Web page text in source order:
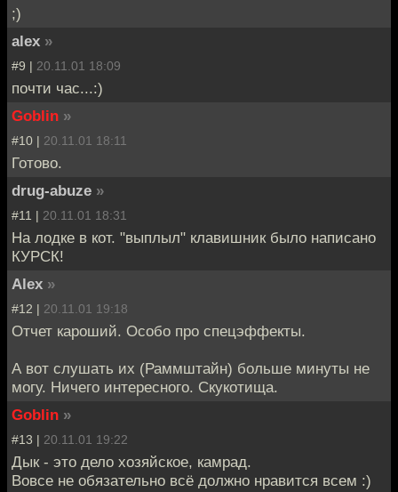
;)
alex »
#9 | 20.11.01 18:09
почти час...:)
Goblin »
#10 | 20.11.01 18:11
Готово.
drug-abuze »
#11 | 20.11.01 18:31
На лодке в кот. "выплыл" клавишник было написано
КУРСК!
Alex »
#12 | 20.11.01 19:18
Отчет кароший. Особо про спецэффекты.
А вот слушать их (Раммштайн) больше минуты не
могу. Ничего интересного. Скукотища.
Goblin »
#13 | 20.11.01 19:22
Дык - это дело хозяйское, камрад.
Вовсе не обязательно всё должно нравится всем :)